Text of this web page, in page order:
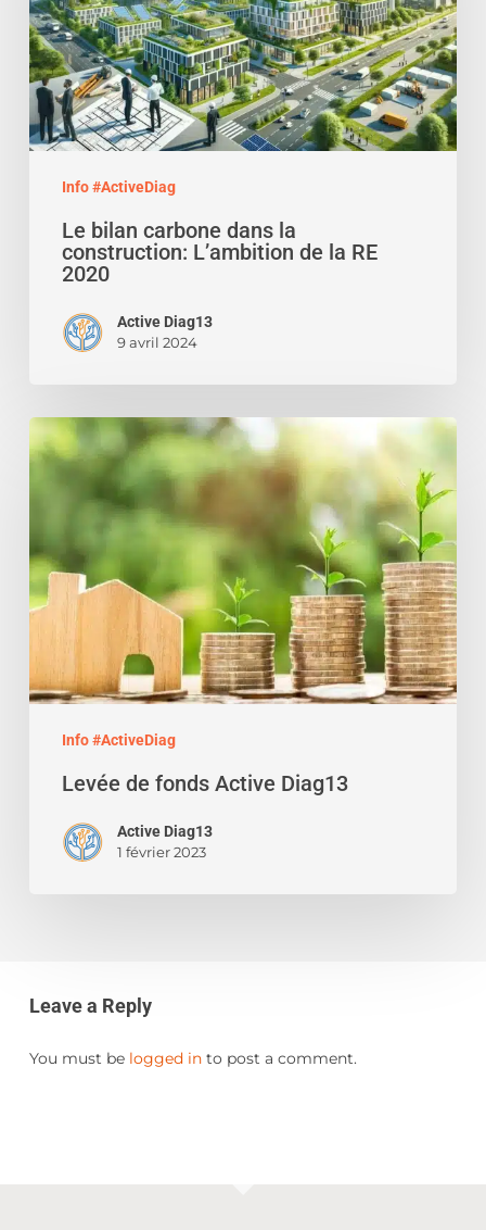
Info #ActiveDiag
construction:
L’ambition
de
la
RE
Le bilan carbone dans la
construction: L’ambition de la RE
2020
Active Diag13
9 avril 2024
Info #ActiveDiag
Levée
de
Diag13
Levée de fonds Active Diag13
Active Diag13
1 février 2023
Leave a Reply
You must be logged into post a comment.